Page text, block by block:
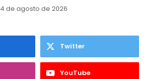
4 de agosto de 2026
Twitter
YouTube